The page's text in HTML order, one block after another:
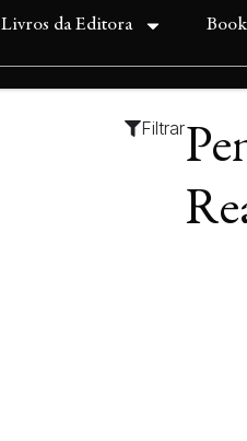
Livros da Editora
Filtrar